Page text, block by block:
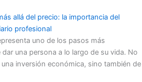
allá del precio: la importancia del
profesional
uno de los pasos más
una persona a lo largo de su vida. No
inversión económica, sino también de